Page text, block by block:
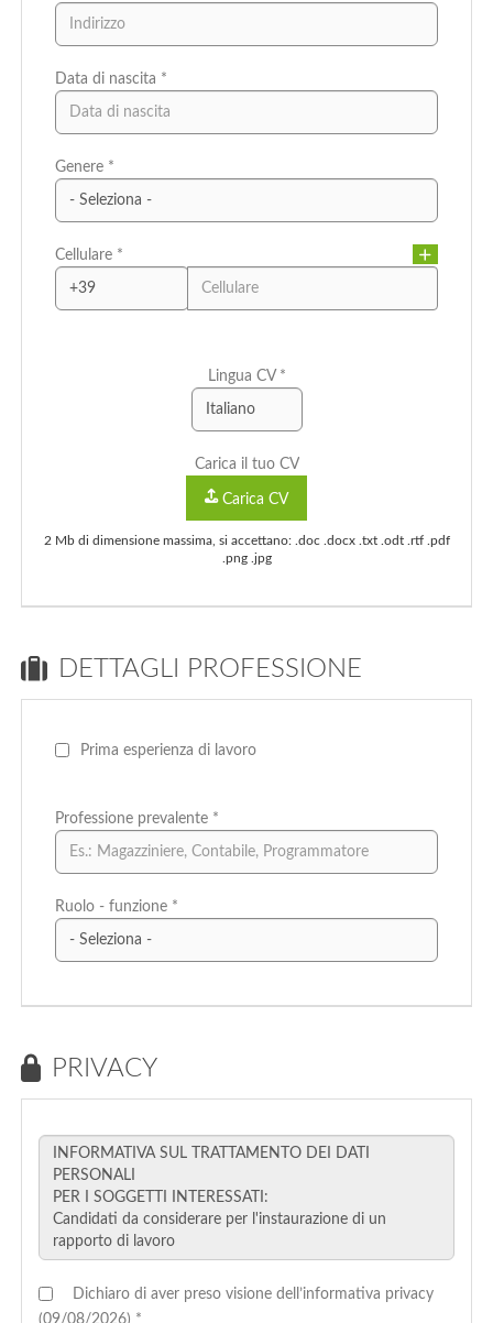
Paese di residenza *
Regione/Cantone di residenza *
CAP/NAP di residenza
Data di nascita *
Genere *
Cellulare *
Lingua CV *
Carica il tuo CV
Carica CV
2 Mb di dimensione massima, si accettano: .doc .docx .txt .odt .rtf .pdf
.png .jpg
DETTAGLI PROFESSIONE
Prima esperienza di lavoro
Professione prevalente *
Ruolo - funzione *
PRIVACY
Dichiaro di aver preso visione dell’informativa privacy
(09/08/2026) *